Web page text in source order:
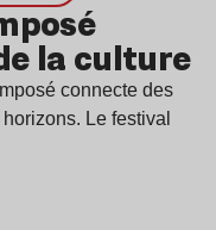
la culture
connecte des
Le festival